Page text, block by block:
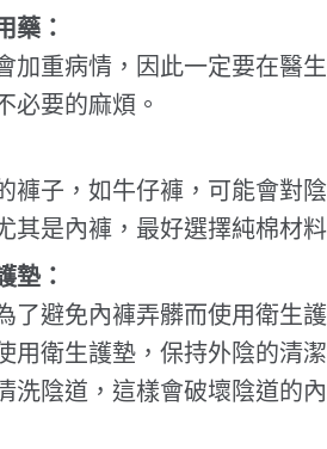
藥：
加重病情，因此一定要在醫
必要的麻煩。
褲子，如牛仔褲，可能會對
其是內褲，最好選擇純棉材
墊：
了避免內褲弄髒而使用衛生
用衛生護墊，保持外陰的清
洗陰道，這樣會破壞陰道的